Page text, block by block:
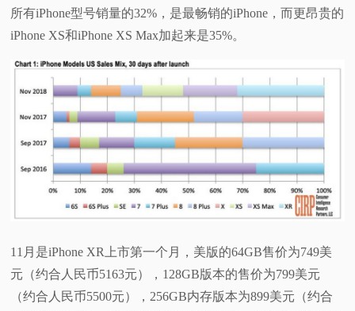
讯
测
频
普
所有iPhone型号销量的32%，是最畅销的iPhone，而更昂贵的
iPhone XS和iPhone XS Max加起来是35%。
11月是iPhone XR上市第一个月，美版的64GB售价为749美
元（约合人民币5163元），128GB版本的售价为799美元
（约合人民币5500元），256GB内存版本为899美元（约合